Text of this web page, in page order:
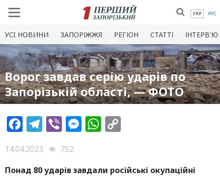
УКР РУС
УСI НОВИНИ ЗАПОРІЖЖЯ РЕГІОН СТАТТІ ІНТЕРВ'Ю
Ворог завдав серію ударів по
Запорізькій області, — ФОТО
Facebook
Telegram
ViberMessenger
WhatsApp
14.04.2023
752
Понад 80 ударів завдали російські окупаційні